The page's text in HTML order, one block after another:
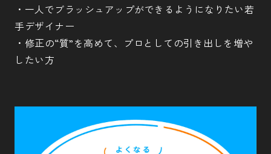
・一人でブラッシュアップができるようになりたい若
手デザイナー
・修正の“質”を高めて、プロとしての引き出しを増や
したい方